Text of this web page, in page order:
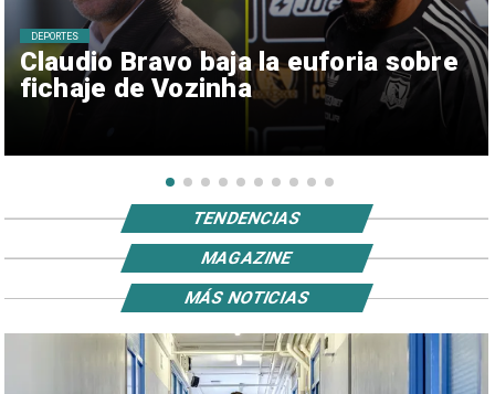
Claudio Bravo baja la euforia sobre
fichaje de Vozinha
DEPORTES
TENDENCIAS
MAGAZINE
MÁS NOTICIAS